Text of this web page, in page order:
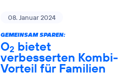
08. Januar 2024
GEMEINSAM SPAREN:
O2 bietet
verbesserten Kombi-
Vorteil für Familien